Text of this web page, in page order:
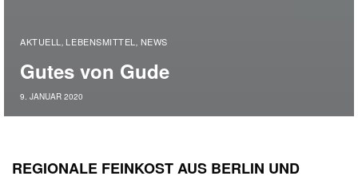
AKTUELL , LEBENSMITTEL , NEWS
Gutes von Gude
9. JANUAR 2020
REGIONALE FEINKOST AUS BERLIN UND